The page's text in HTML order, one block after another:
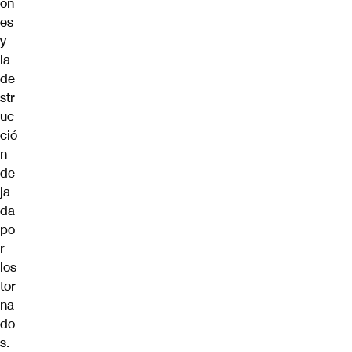
on
es
y
la
de
str
uc
ció
n
de
ja
da
po
r
los
tor
na
do
s.